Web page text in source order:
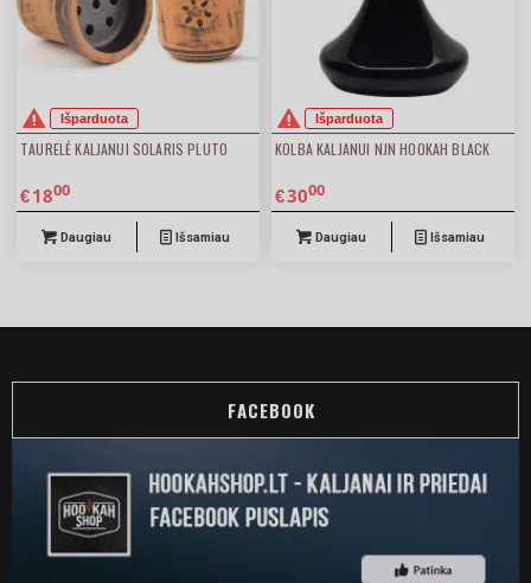
Išparduota
TAURELĖ KALJANUI SOLARIS PLUTO
€1800
Daugiau Išsamiau
Išparduota
KOLBA KALJANUI NJN HOOKAH BLACK
€3000
Daugiau Išsamiau
FACEBOOK